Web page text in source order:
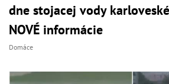
dne stojacej vody
NOVÉ informácie
Domáce